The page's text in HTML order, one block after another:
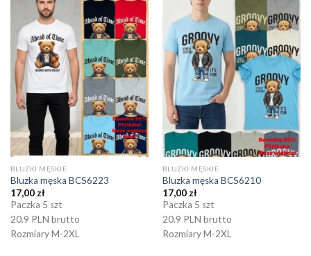
BLUZKI MĘSKIE
Bluzka męska BCS6223
17,00zł
Paczka 5 szt
20.9 PLN brutto
Rozmiary M-2XL
BLUZKI MĘSKIE
Bluzka męska BCS6210
17,00zł
Paczka 5 szt
20.9 PLN brutto
Rozmiary M-2XL